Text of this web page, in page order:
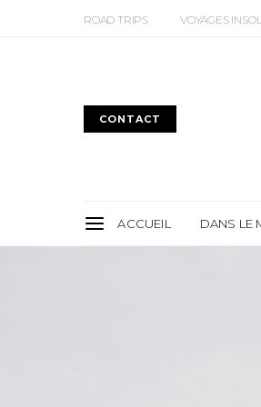
ROAD TRIPS VOYAGES
CONTACT
ACCUEIL DANS LE